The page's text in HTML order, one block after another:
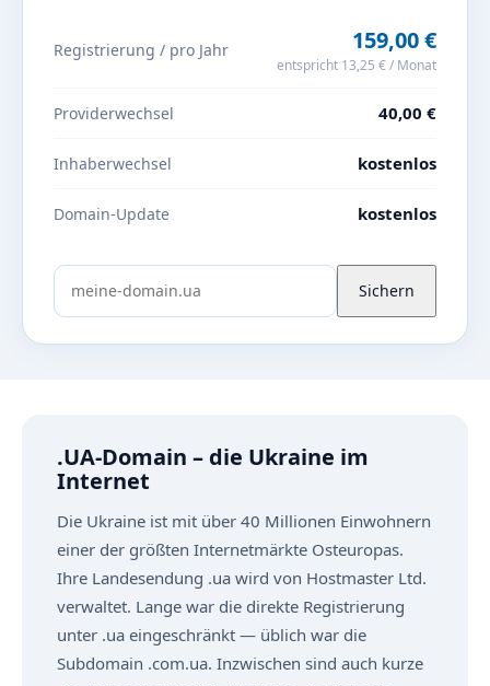
Registrierung / pro Jahr 159,00 €
entspricht 13,25 € / Monat
Providerwechsel 40,00 €
Inhaberwechsel kostenlos
Domain-Update kostenlos
Sichern
.UA-Domain – die Ukraine im
Internet
Die Ukraine ist mit über 40 Millionen Einwohnern
einer der größten Internetmärkte Osteuropas.
Ihre Landesendung .ua wird von Hostmaster Ltd.
verwaltet. Lange war die direkte Registrierung
unter .ua eingeschränkt — üblich war die
Subdomain .com.ua. Inzwischen sind auch kurze